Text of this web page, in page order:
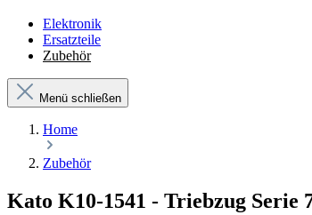
Elektronik
Ersatzteile
Zubehör
Menü schließen
Home
Zubehör
Kato K10-1541 - Triebzug Serie